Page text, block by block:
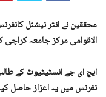
محققین نے انٹر نیشنل
الاقوامی مرکز جامعہ کراچی
ایچ ای جے انسٹیٹیوٹ کے
نفرنس میں یہ اعزاز حاصل